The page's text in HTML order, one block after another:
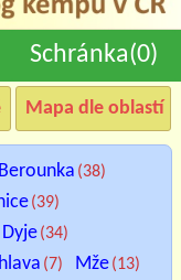
Schránka(0)
Mapa dle oblastí
Berounka (38)
(39)
Dyje(34)
(7) Mže(13)